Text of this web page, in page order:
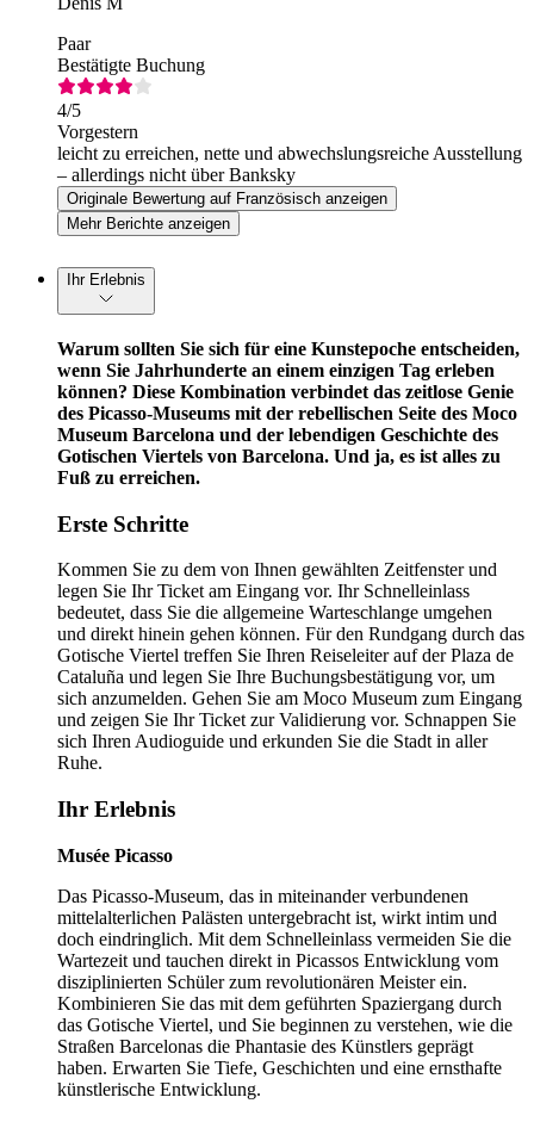
Paar
Bestätigte Buchung
4/5
Vorgestern
leicht zu erreichen, nette und abwechslungsreiche Ausstellung
– allerdings nicht über Banksky
Originale Bewertung auf Französisch anzeigen
Mehr Berichte anzeigen
Ihr Erlebnis
Warum sollten Sie sich für eine Kunstepoche entscheiden,
wenn Sie Jahrhunderte an einem einzigen Tag erleben
können? Diese Kombination verbindet das zeitlose Genie
des Picasso-Museums mit der rebellischen Seite des Moco
Museum Barcelona und der lebendigen Geschichte des
Gotischen Viertels von Barcelona. Und ja, es ist alles zu
Fuß zu erreichen.
Erste Schritte
Kommen Sie zu dem von Ihnen gewählten Zeitfenster und
legen Sie Ihr Ticket am Eingang vor. Ihr Schnelleinlass
bedeutet, dass Sie die allgemeine Warteschlange umgehen
und direkt hinein gehen können. Für den Rundgang durch das
Gotische Viertel treffen Sie Ihren Reiseleiter auf der Plaza de
Cataluña und legen Sie Ihre Buchungsbestätigung vor, um
sich anzumelden. Gehen Sie am Moco Museum zum Eingang
und zeigen Sie Ihr Ticket zur Validierung vor. Schnappen Sie
sich Ihren Audioguide und erkunden Sie die Stadt in aller
Ruhe.
Ihr Erlebnis
Musée Picasso
Das Picasso-Museum, das in miteinander verbundenen
mittelalterlichen Palästen untergebracht ist, wirkt intim und
doch eindringlich. Mit dem Schnelleinlass vermeiden Sie die
Wartezeit und tauchen direkt in Picassos Entwicklung vom
disziplinierten Schüler zum revolutionären Meister ein.
Kombinieren Sie das mit dem geführten Spaziergang durch
das Gotische Viertel, und Sie beginnen zu verstehen, wie die
Straßen Barcelonas die Phantasie des Künstlers geprägt
haben. Erwarten Sie Tiefe, Geschichten und eine ernsthafte
künstlerische Entwicklung.